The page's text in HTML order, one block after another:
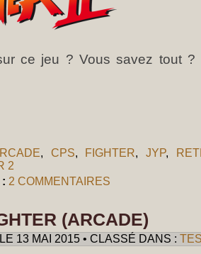
ce jeu ? Vous savez tout ?
, CPS, FIGHTER,JYP,
2
: 2 COMMENTAIRES
(ARCADE)
LE 13 MAI 2015 • CLASSÉ DANS :